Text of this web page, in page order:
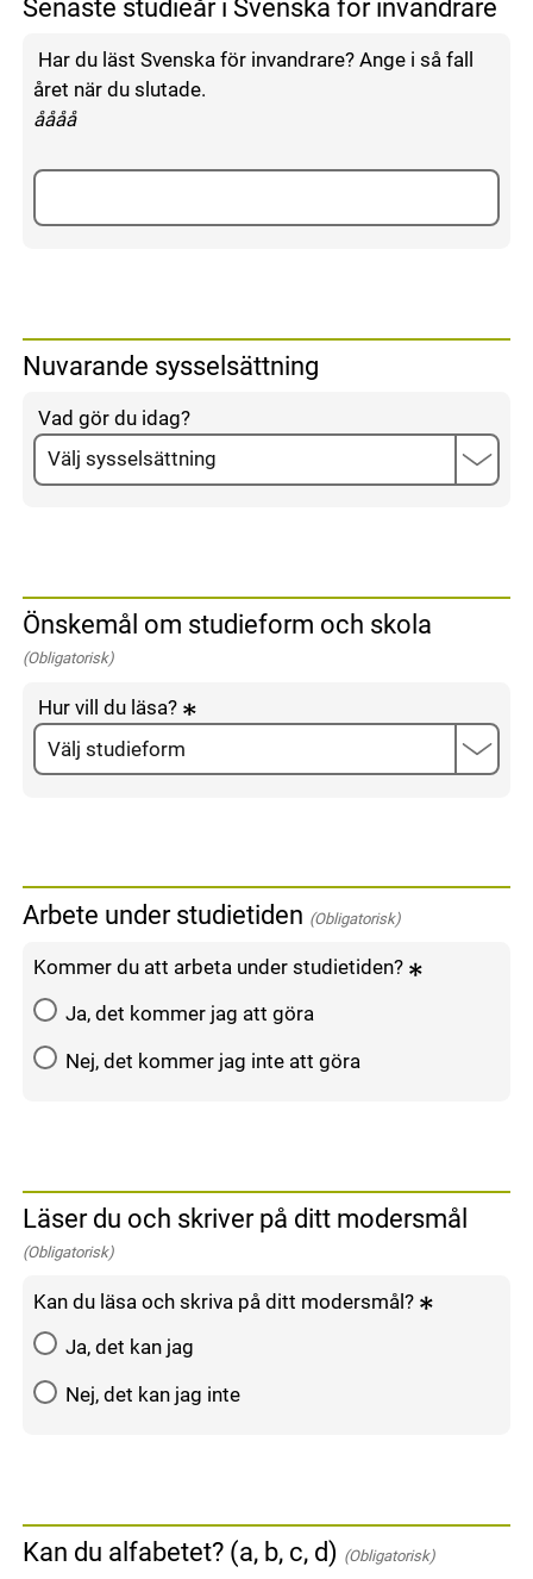
Senaste studieår i Svenska för invandrare
Har du läst Svenska för invandrare? Ange i så fall
året när du slutade.
enligt följande mönster:
åååå
Nuvarande sysselsättning
Vad gör du idag?
Önskemål om studieform och skola
(Obligatorisk)
Hur vill du läsa?
Arbete under studietiden (Obligatorisk)
Kommer du att arbeta under studietiden?
Ja, det kommer jag att göra
Nej, det kommer jag inte att göra
Läser du och skriver på ditt modersmål
(Obligatorisk)
Kan du läsa och skriva på ditt modersmål?
Ja, det kan jag
Nej, det kan jag inte
Kan du alfabetet? (a, b, c, d) (Obligatorisk)